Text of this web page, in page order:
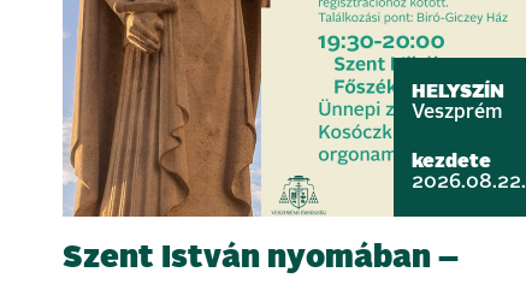
HELYSZÍN
Veszprém
kezdete
2026.08.22.
Szent István nyomában –